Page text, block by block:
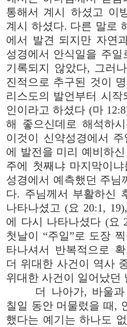
통해서 계시 하셨고 이
계시 하셨다. 다른 말로
에서 발견 되지만 자연
성경에서 안식일을 주
기록되지 않았다, 그러
진적으로 추구된 것이
리스도의 발언부터 시
인이라고 하셨다 (마
해 좋으신데로 해석하
이것이 신약성경에서
에 발전을 미리 예비하
주에 첫째냐 마지막이
성경에서 예측했던 주님
다. 주님께서 부활하신
나타나셨고 (요 20:1,
에 다시 나타나셨다 (요
첫날이 “주일”로 도장
타나셔서 반복적으로
더 위대한 사건이 역사
위대한 사건이 일어났던
더 나아가, 바울
칠일 동안 머물렀을 때,
했다는 예기는 하나도